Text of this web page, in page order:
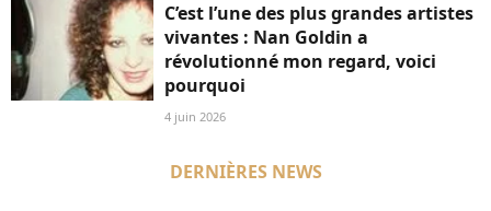
C’est l’une des plus grandes artistes
vivantes : Nan Goldin a
révolutionné mon regard, voici
pourquoi
4 juin 2026
DERNIÈRES NEWS